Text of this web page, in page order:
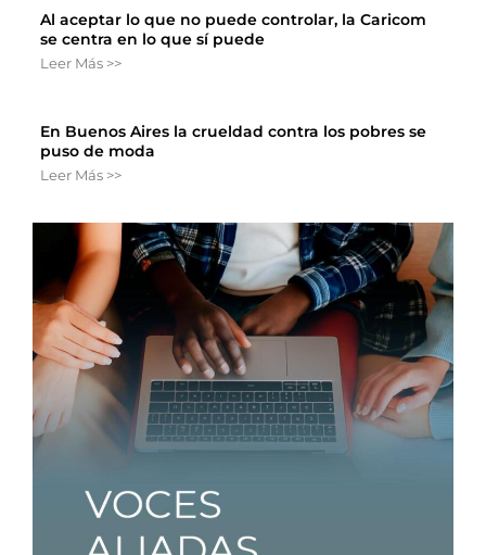
Al aceptar lo que no puede controlar, la Caricom
se centra en lo que sí puede
Leer Más >>
En Buenos Aires la crueldad contra los pobres se
puso de moda
Leer Más >>